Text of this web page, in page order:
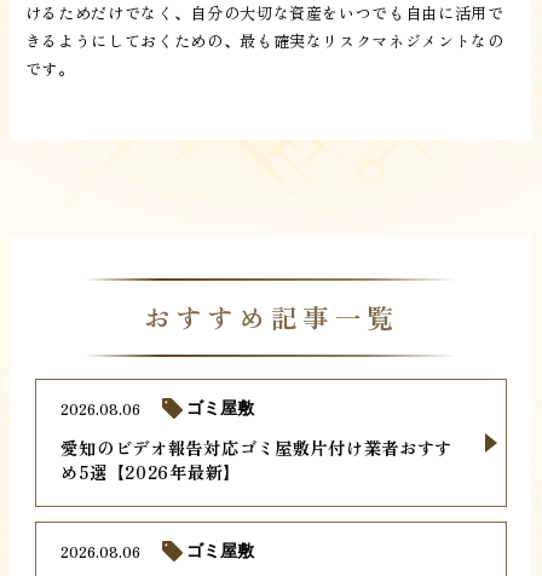
けるためだけでなく、自分の大切な資産をいつでも自由に活用で
きるようにしておくための、最も確実なリスクマネジメントなの
です。
おすすめ記事一覧
愛知のビデオ報告対応ゴミ屋敷片付け業者おすす
め5選【2026年最新】
2026.08.06 ゴミ屋敷
2026.08.06 ゴミ屋敷